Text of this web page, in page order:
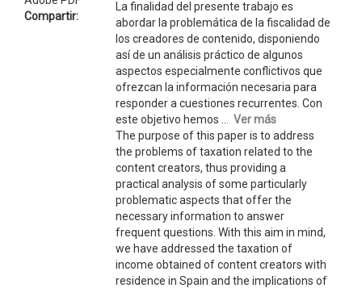
Compartir:
La finalidad del presente trabajo es
abordar la problemática de la fiscalidad de
los creadores de contenido, disponiendo
así de un análisis práctico de algunos
aspectos especialmente conflictivos que
ofrezcan la información necesaria para
responder a cuestiones recurrentes. Con
este objetivo hemos ... Ver más
The purpose of this paper is to address
the problems of taxation related to the
content creators, thus providing a
practical analysis of some particularly
problematic aspects that offer the
necessary information to answer
frequent questions. With this aim in mind,
we have addressed the taxation of
income obtained of content creators with
residence in Spain and the implications of